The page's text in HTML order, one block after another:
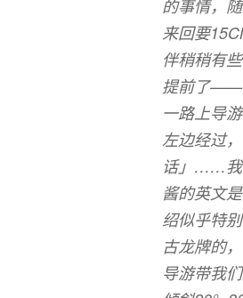
的事情，
来回要
伴稍稍有
提前了——
一路上导
左边经过
话」……我
酱的英文
绍似乎特
古龙牌的
导游带我